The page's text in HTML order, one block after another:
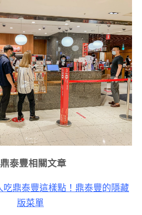
鼎泰豐相關文章
鼎泰豐這樣點！鼎泰豐的隱藏
版菜單